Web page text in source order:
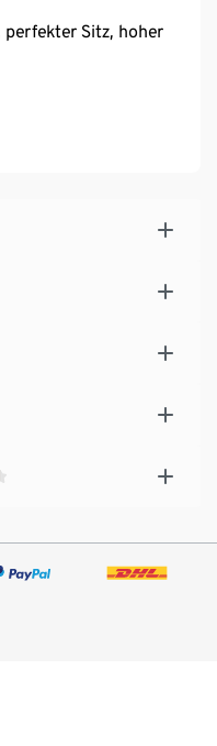
Sitz, hoher